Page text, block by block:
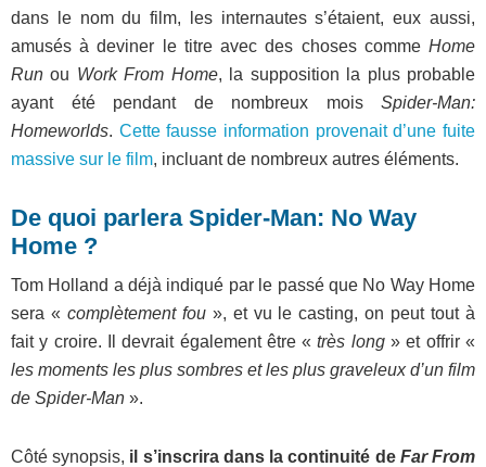
dans le nom du film, les internautes s’étaient, eux aussi,
amusés à deviner le titre avec des choses comme Home
Run ou Work From Home, la supposition la plus probable
ayant été pendant de nombreux mois Spider-Man:
Homeworlds. Cette fausse information provenait d’une fuite
massive sur le film, incluant de nombreux autres éléments.
De quoi parlera Spider-Man: No Way
Home ?
Tom Holland a déjà indiqué par le passé que No Way Home
sera « complètement fou», et vu le casting, on peut tout à
fait y croire. Il devrait également être «très long» et offrir «
les moments les plus sombres et les plus graveleux d’un film
de Spider-Man ».
Côté synopsis, il s’inscrira dans la continuité de Far From